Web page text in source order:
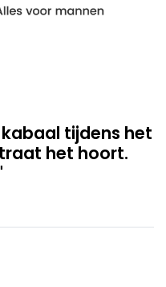
tijdens het
het hoort.
link